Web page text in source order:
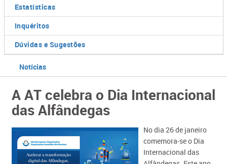
Estatísticas
Inquéritos
Dúvidas e Sugestões
Notícias
A AT celebra o Dia Internacional
das Alfândegas
No dia 26 de janeiro
comemora-se o Dia
Internacional das